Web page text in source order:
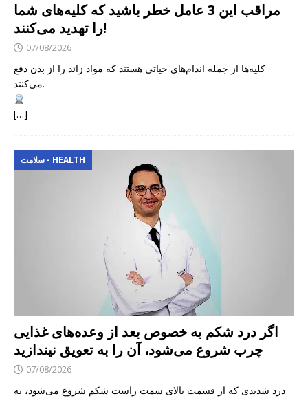
مراقب این 3 عامل خطر باشید که کلیه‌های شما
را تهدید می‌کنند!
07/08/2026
کلیه‌ها از جمله اندام‌های حیاتی هستند که مواد زائد را از بدن دفع
می‌کنند.
[…]
سلامت - HEALTH
اگر درد شکم به خصوص بعد از وعده‌های غذایی
چرب شروع می‌شود، آن را به تعویق نیندازید
07/08/2026
درد شدیدی که از قسمت بالای سمت راست شکم شروع می‌شود، به